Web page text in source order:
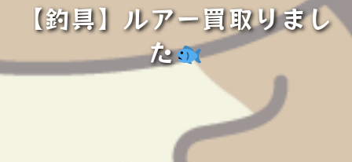
【釣具】ルアー買取りまし
た